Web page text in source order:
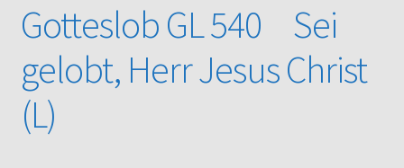
Noten – Shop
Über uns
Gotteslob GL 540 Sei
gelobt, Herr Jesus Christ
(L)